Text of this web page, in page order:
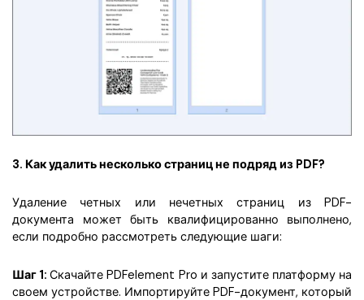
3. Как удалить несколько страниц не подряд из PDF?
Удаление четных или нечетных страниц из PDF-
документа может быть квалифицированно выполнено,
если подробно рассмотреть следующие шаги:
Шаг 1:Скачайте PDFelement Pro и запустите платформу на
своем устройстве. Импортируйте PDF-документ, который